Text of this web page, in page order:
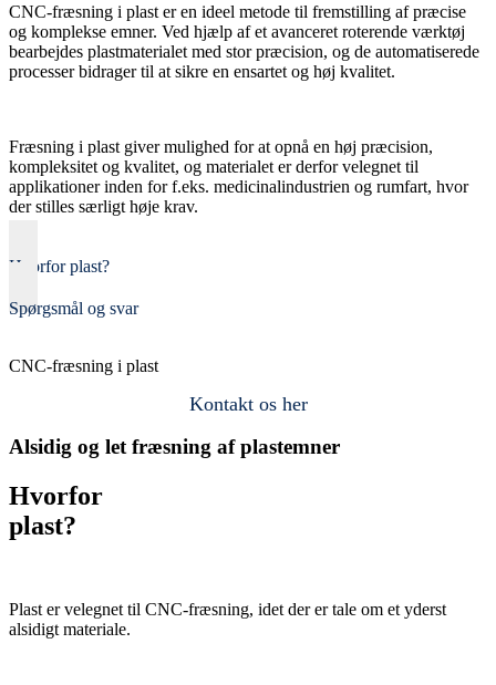
CNC-fræsning i plast er en ideel metode til fremstilling af præcise
og komplekse emner. Ved hjælp af et avanceret roterende værktøj
bearbejdes plastmaterialet med stor præcision, og de automatiserede
processer bidrager til at sikre en ensartet og høj kvalitet.
Fræsning i plast giver mulighed for at opnå en høj præcision,
kompleksitet og kvalitet, og materialet er derfor velegnet til
applikationer inden for f.eks. medicinalindustrien og rumfart, hvor
der stilles særligt høje krav.
Hvorfor plast?
Spørgsmål og svar
CNC-fræsning i plast
Kontakt os her
Alsidig og let fræsning af plastemner
Hvorfor
plast?
Plast er velegnet til CNC-fræsning, idet der er tale om et yderst
alsidigt materiale.